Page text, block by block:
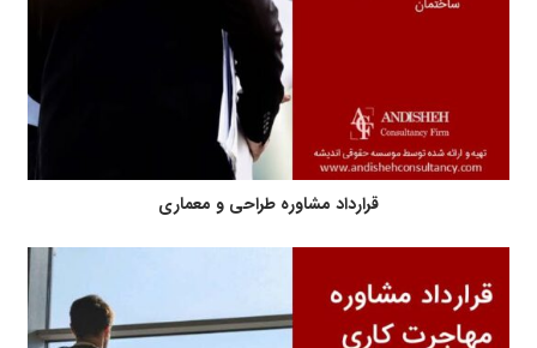
قرارداد مشاوره طراحی و معماری